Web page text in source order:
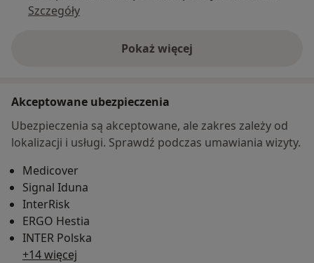
Szczegóły
Pokaż więcej
o adresie
Akceptowane ubezpieczenia
Ubezpieczenia są akceptowane, ale zakres zależy od
lokalizacji i usługi. Sprawdź podczas umawiania wizyty.
Medicover
Signal Iduna
InterRisk
ERGO Hestia
INTER Polska
+14 więcej